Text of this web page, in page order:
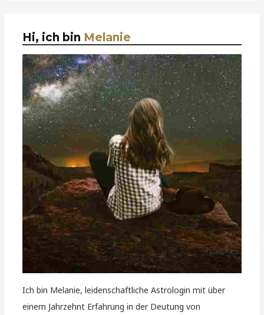
Hi, ich bin Melanie
Ich bin Melanie, leidenschaftliche Astrologin mit über
einem Jahrzehnt Erfahrung in der Deutung von